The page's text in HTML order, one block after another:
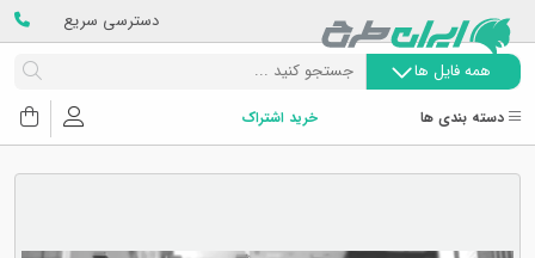
دسترسی سریع
همه فایل ها
دسته بندی ها خرید اشتراک